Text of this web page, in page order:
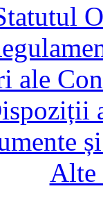
ale
Alte